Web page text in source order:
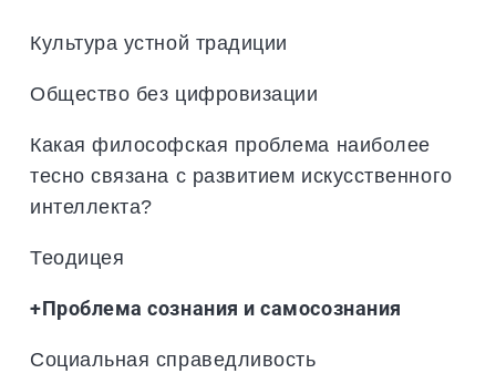
Культура устной традиции
Общество без цифровизации
Какая философская проблема наиболее
тесно связана с развитием искусственного
интеллекта?
Теодицея
+Проблема сознания и самосознания
Социальная справедливость